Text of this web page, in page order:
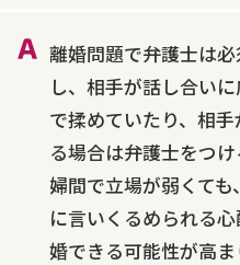
離婚問題で弁護士は
し、相手が話し合い
で揉めていたり、相
る場合は弁護士をつ
婦間で立場が弱くて
に言いくるめられる
婚できる可能性が高ま